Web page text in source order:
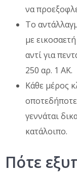
να
Το
με
αντί για
250 αρ. 1 ΑΚ.
Κάθε μέρος
γεννάται
κατάλοιπο.
Πότε